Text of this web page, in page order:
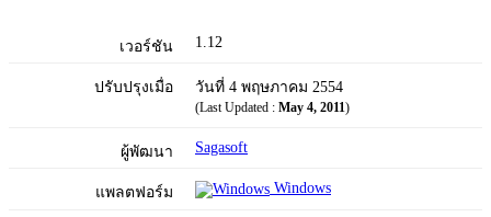
เวอร์ชัน 1.12
ปรับปรุงเมื่อ วันที่ 4 พฤษภาคม 2554
(Last Updated : May 4, 2011)
ผู้พัฒนา Sagasoft
แพลตฟอร์ม Windows